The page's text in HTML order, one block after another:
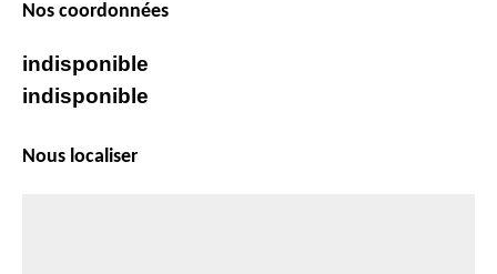
Nos coordonnées
indisponible
indisponible
Nous localiser